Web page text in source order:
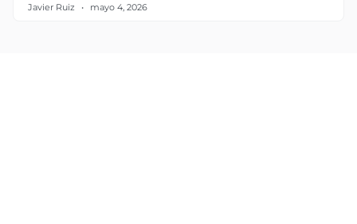
Javier Ruiz mayo 4, 2026